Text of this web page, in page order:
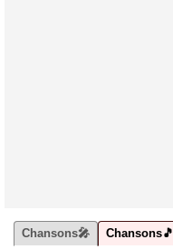
Chansons🎤 Chansons🎵